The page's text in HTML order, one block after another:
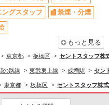
ングスタッフ
禁煙・分煙
もっと見る
東京都 板橋区 セントスタッフ
の路線 東武東上線 成増駅 セン
東京都 板橋区 セントスタッフ株